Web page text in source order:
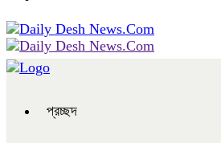
প্রচ্ছদ